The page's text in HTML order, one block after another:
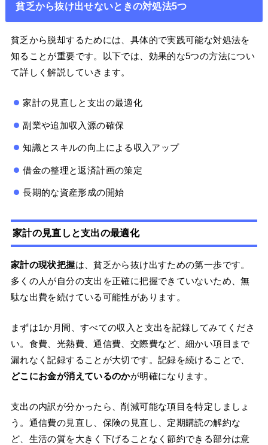
貧乏から抜け出せないときの対処法5つ
貧乏から脱却するためには、具体的で実践可能な対処法を
知ることが重要です。以下では、効果的な5つの方法につい
て詳しく解説していきます。
家計の見直しと支出の最適化
副業や追加収入源の確保
知識とスキルの向上による収入アップ
借金の整理と返済計画の策定
長期的な資産形成の開始
家計の見直しと支出の最適化
家計の現状把握は、貧乏から抜け出すための第一歩です。
多くの人が自分の支出を正確に把握できていないため、無
駄な出費を続けている可能性があります。
まずは1か月間、すべての収入と支出を記録してみてくださ
い。食費、光熱費、通信費、交際費など、細かい項目まで
漏れなく記録することが大切です。記録を続けることで、
どこにお金が消えているのかが明確になります。
支出の内訳が分かったら、削減可能な項目を特定しましょ
う。通信費の見直し、保険の見直し、定期購読の解約な
ど、生活の質を大きく下げることなく節約できる部分は意